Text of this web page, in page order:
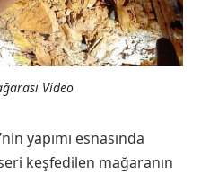
Video
yapımı esnasında
keşfedilen mağaranın